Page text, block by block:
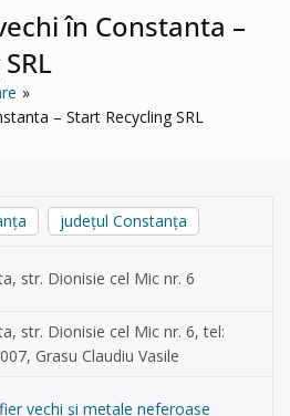
în Constanta –
– Start Recycling SRL
județul Constanța
str. Dionisie cel Mic nr. 6
str. Dionisie cel Mic nr. 6, tel:
Grasu Claudiu Vasile
fier vechi și metale neferoase